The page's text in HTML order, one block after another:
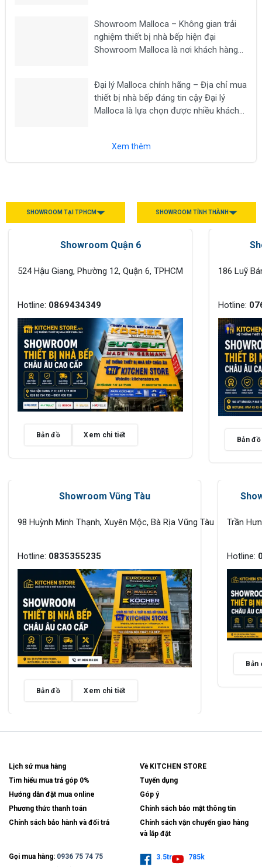
như bếp từ, máy hút...
Showroom Malloca – Không gian trải
nghiệm thiết bị nhà bếp hiện đại
Showroom Malloca là nơi khách hàng
máy hút mùi, lò nướng, lò vi sóng, máy...
Đại lý Malloca chính hãng – Địa chỉ mua
thiết bị nhà bếp đáng tin cậy Đại lý
Malloca là lựa chọn được nhiều khách
máy hút...
Xem thêm
SHOWROOM TẠI TPHCM SHOWROOM TỈNH THÀNH
Showroom Quận 6
524 Hậu Giang, Phường 12, Quận 6, TPHCM
Hotline: 0869434349
Bản đồ Xem chi tiết
186 Luỹ
Hotline:
Bản đồ
Showroom Vũng Tàu
98 Huỳnh Minh Thạnh, Xuyên Mộc, Bà Rịa Vũng Tàu
Hotline: 0835355235
Bản đồ Xem chi tiết
Trần
Hotline:
Bản
Lịch sử mua hàng
Tìm hiểu mua trả góp 0%
Hướng dẫn đặt mua online
Phương thức thanh toán
Chính sách bảo hành và đổi trả
Về KITCHEN STORE
Tuyển dụng
Góp ý
Chính sách bảo mật thông tin
Chính sách vận chuyển giao hàng
và lắp đặt
Gọi mua hàng: 0936 75 74 75
3.5tr 785k